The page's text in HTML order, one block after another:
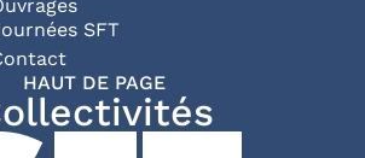
SFT
de page
HAUT DE PAGE